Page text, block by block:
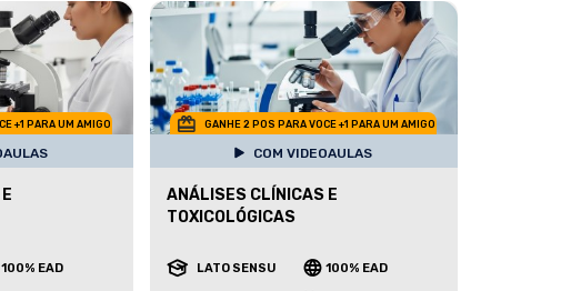
+1 PARA UM AMIGO
100% EAD
GANHE 2 POS PARA VOCE +1 PARA UM AMIGO
COM VIDEOAULAS
ANÁLISES CLÍNICAS E
TOXICOLÓGICAS
LATO SENSU 100% EAD